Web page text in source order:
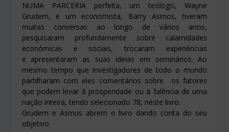
NUMA PARCERIA perfeita, um teólogo, Wayne
Grudem, e um economista, Barry Asmos, tiveram
muitas conversas ao longo de vários anos,
pesquisaram profundamente sobre calamidades
económicas e sociais, trocaram experiências
e apresentaram as suas ideias em seminários. Ao
mesmo tempo que investigadores de todo o mundo
partilharam com eles comentários sobre os fatores
que podem levar à prosperidade ou à falência de uma
nação inteira, tendo selecionado 78, neste livro.
Grudem e Asmus abrem o livro dando conta do seu
objetivo